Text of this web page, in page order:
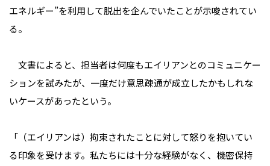
エネルギー”を利用して脱出を企んでいたことが示唆されてい
る。
文書によると、担当者は何度もエイリアンとのコミュニケー
ションを試みたが、一度だけ意思疎通が成立したかもしれな
いケースがあったという。
「（エイリアンは）拘束されたことに対して怒りを抱いてい
る印象を受けます。私たちには十分な経験がなく、機密保持